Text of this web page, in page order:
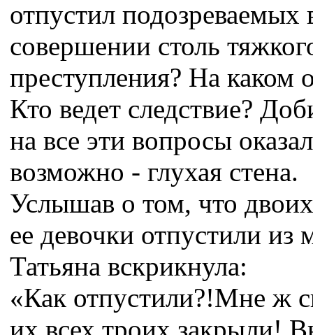
отпустил подозреваемых
совершении столь
преступления? На каком
Кто ведет следствие?
на все эти вопросы
возможно - глухая стена.
Услышав о том, что
ее девочки отпустили из
Татьяна вскрикнула:
«Как отпустили?!Мне ж
их всех троих закрыли!